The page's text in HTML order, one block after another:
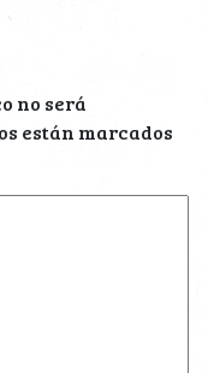
no será
están marcados